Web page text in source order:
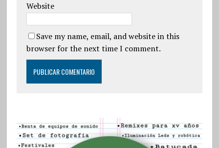
Website
Save my name, email, and website in this
browser for the next time I comment.